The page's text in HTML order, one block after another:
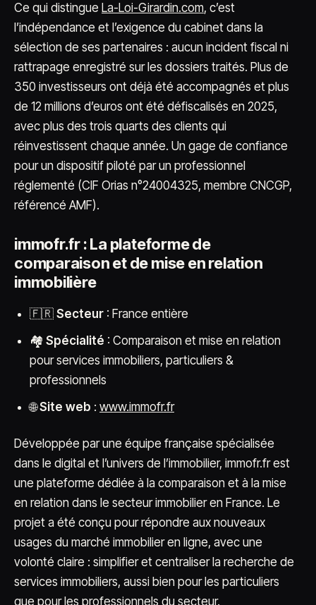
Ce qui distingue La-Loi-Girardin.com, c’est
l’indépendance et l’exigence du cabinet dans la
sélection de ses partenaires : aucun incident fiscal ni
rattrapage enregistré sur les dossiers traités. Plus de
350 investisseurs ont déjà été accompagnés et plus
de 12 millions d’euros ont été défiscalisés en 2025,
avec plus des trois quarts des clients qui
réinvestissent chaque année. Un gage de confiance
pour un dispositif piloté par un professionnel
réglementé (CIF Orias n°24004325, membre CNCGP,
référencé AMF).
immofr.fr : La plateforme de
comparaison et de mise en relation
immobilière
🇫🇷 Secteur : France entière
🏘️ Spécialité : Comparaison et mise en relation
pour services immobiliers, particuliers &
professionnels
🌐Site web : www.immofr.fr
Développée par une équipe française spécialisée
dans le digital et l’univers de l’immobilier, immofr.fr est
une plateforme dédiée à la comparaison et à la mise
en relation dans le secteur immobilier en France. Le
projet a été conçu pour répondre aux nouveaux
usages du marché immobilier en ligne, avec une
volonté claire : simplifier et centraliser la recherche de
services immobiliers, aussi bien pour les particuliers
que pour les professionnels du secteur.